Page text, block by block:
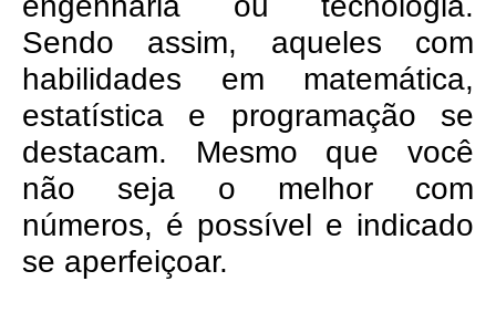
Sendo assim, aqueles com
habilidades em matemática,
estatística e programação se
destacam. Mesmo que você
não seja o melhor com
números, é possível e indicado
se aperfeiçoar.